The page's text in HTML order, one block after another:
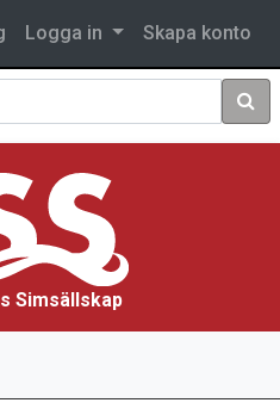
Logga in Skapa konto
Sök
Simsällskap